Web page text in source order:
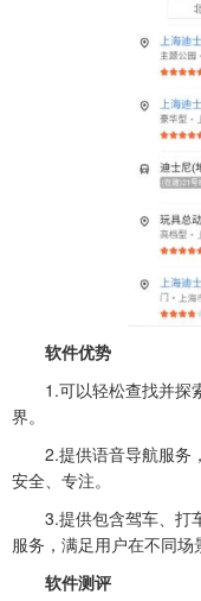
软件优势
1.可以轻松查找并探
界。
2.提供语音导航服务
安全、专注。
3.提供包含驾车、打
服务，满足用户在不同场
软件测评